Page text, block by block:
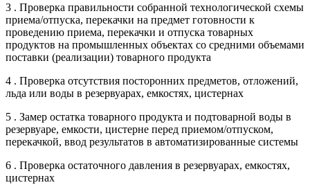
3 . Проверка правильности собранной технологической схемы
приема/отпуска, перекачки на предмет готовности к
проведению приема, перекачки и отпуска товарных
продуктов на промышленных объектах со средними объемами
поставки (реализации) товарного продукта
4 . Проверка отсутствия посторонних предметов, отложений,
льда или воды в резервуарах, емкостях, цистернах
5 . Замер остатка товарного продукта и подтоварной воды в
резервуаре, емкости, цистерне перед приемом/отпуском,
перекачкой, ввод результатов в автоматизированные системы
6 . Проверка остаточного давления в резервуарах, емкостях,
цистернах